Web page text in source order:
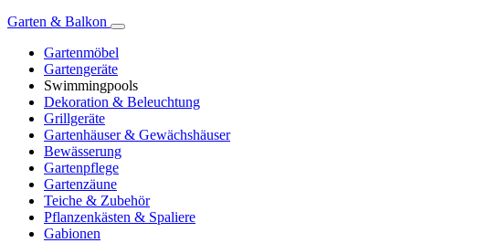
Garten & Balkon
Gartenmöbel
Gartengeräte
Swimmingpools
Dekoration & Beleuchtung
Grillgeräte
Gartenhäuser & Gewächshäuser
Bewässerung
Gartenpflege
Gartenzäune
Teiche & Zubehör
Pflanzenkästen & Spaliere
Gabionen